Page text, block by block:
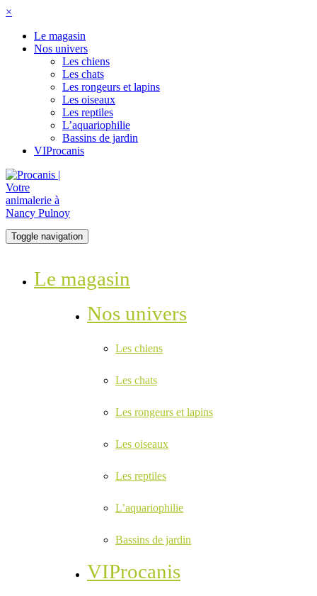
×
Le magasin
Nos univers
Les chiens
Les chats
Les rongeurs et lapins
Les oiseaux
Les reptiles
L’aquariophilie
Bassins de jardin
VIProcanis
Toggle navigation
Le magasin
Nos univers
Les chiens
Les chats
Les rongeurs et lapins
Les oiseaux
Les reptiles
L’aquariophilie
Bassins de jardin
VIProcanis